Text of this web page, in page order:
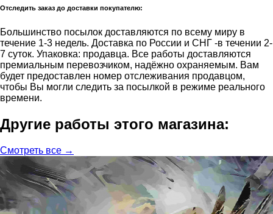
Отследить заказ до доставки покупателю:
Большинство посылок доставляются по всему миру в
течение 1-3 недель. Доставка по России и СНГ -в течении 2-
7 суток. Упаковка: продавца. Все работы доставляются
премиальным перевозчиком, надёжно охраняемым. Вам
будет предоставлен номер отслеживания продавцом,
чтобы Вы могли следить за посылкой в режиме реального
времени.
Другие работы этого магазина:
Смотреть все →